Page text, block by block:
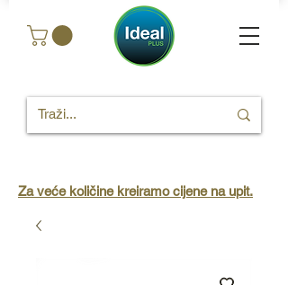
Za veće količine kreiramo cijene na upit.